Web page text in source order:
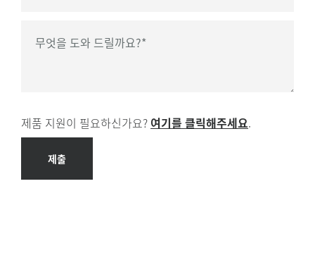
구매 시간 프레임
무엇을 도와 드릴까요?*
제품 지원이 필요하신가요? 여기를 클릭해주세요.
제출